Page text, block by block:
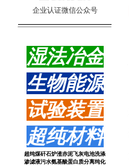
企业认证微信公众号
_______________________________
湿法冶金
生物能源
试验装置
超纯材料
超纯煤矸石炉渣赤泥飞灰电池洗涤
渗滤液污水氨基酸蛋白质分离纯化